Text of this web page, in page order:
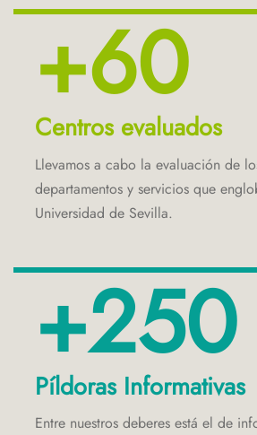
+60
Centros evaluados
Llevamos a cabo la evaluación de
departamentos y servicios que
Universidad de Sevilla.
+250
Píldoras Informativas
Entre nuestros deberes está el de